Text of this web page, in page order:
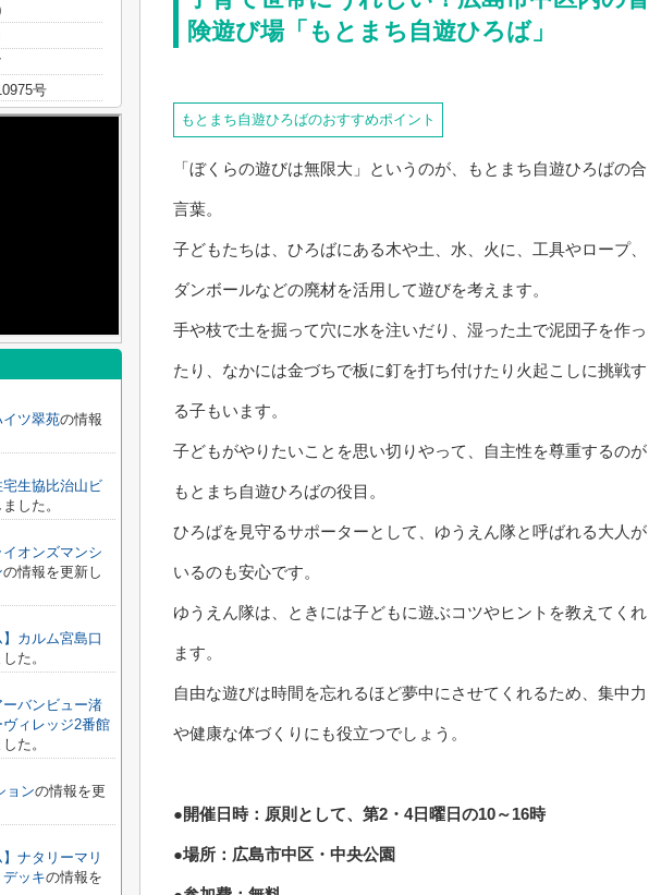
険遊び場「もとまち自遊ひろば」
もとまち自遊ひろばのおすすめポイント
「ぼくらの遊びは無限大」というのが、もとまち自遊ひろばの合
言葉。
子どもたちは、ひろばにある木や土、水、火に、工具やロープ、
ダンボールなどの廃材を活用して遊びを考えます。
手や枝で土を掘って穴に水を注いだり、湿った土で泥団子を作っ
たり、なかには金づちで板に釘を打ち付けたり火起こしに挑戦す
る子もいます。
子どもがやりたいことを思い切りやって、自主性を尊重するのが
もとまち自遊ひろばの役目。
ひろばを見守るサポーターとして、ゆうえん隊と呼ばれる大人が
いるのも安心です。
ゆうえん隊は、ときには子どもに遊ぶコツやヒントを教えてくれ
ます。
自由な遊びは時間を忘れるほど夢中にさせてくれるため、集中力
や健康な体づくりにも役立つでしょう。
●開催日時：原則として、第2・4日曜日の10～16時
●場所：広島市中区・中央公園
号
イツ翠苑の情報
宅生協比治山ビ
した。
イオンズマンシ
の情報を更新し
】カルム宮島口
た。
ーバンビュー渚
ィレッジ2番館
た。
ョンの情報を更
】ナタリーマリ
ッキの情報を